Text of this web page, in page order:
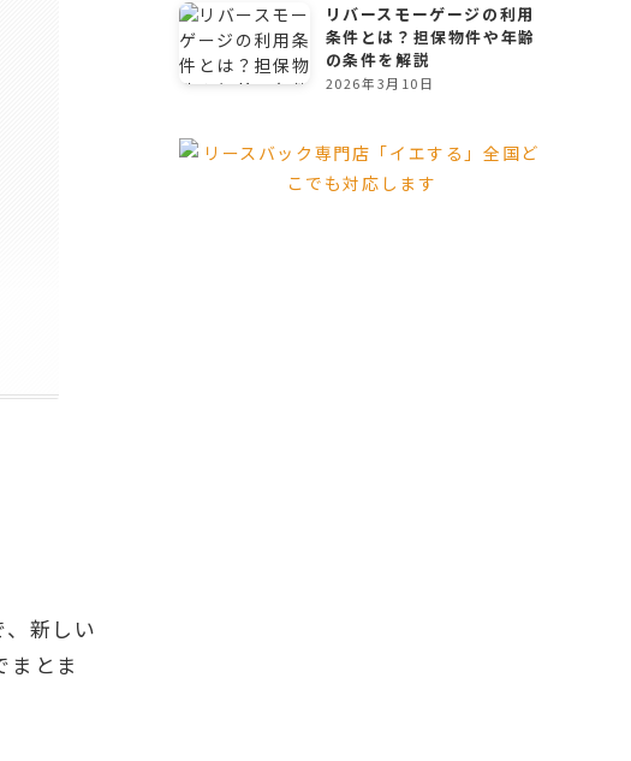
新しい
まとま
リバースモーゲージの利用
条件とは？担保物件や年齢
の条件を解説
2026年3月10日